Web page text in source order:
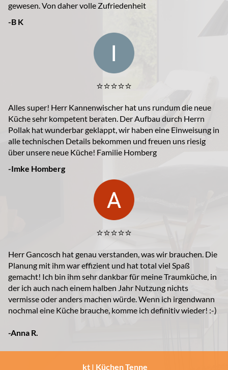
gewesen. Von daher volle Zufriedenheit
-B K
⭐️⭐️⭐️⭐️⭐️
Alles super! Herr Kannenwischer hat uns rundum die neue
Küche sehr kompetent beraten. Der Aufbau durch Herrn
Pollak hat wunderbar geklappt, wir haben eine Einweisung in
alle technischen Details bekommen und freuen uns riesig
über unsere neue Küche! Familie Homberg
-Imke Homberg
⭐️⭐️⭐️⭐️⭐️
Herr Gancosch hat genau verstanden, was wir brauchen. Die
Planung mit ihm war effizient und hat total viel Spaß
gemacht! Ich bin ihm sehr dankbar für meine Traumküche, in
der ich auch nach einem halben Jahr Nutzung nichts
vermisse oder anders machen würde. Wenn ich irgendwann
nochmal eine Küche brauche, komme ich definitiv wieder! :-)
-Anna R.
kt | Küchen Tenne